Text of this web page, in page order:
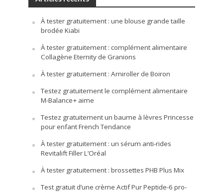
À tester gratuitement : une blouse grande taille
brodée Kiabi
À tester gratuitement : complément alimentaire
Collagène Eternity de Granions
À tester gratuitement : Arniroller de Boiron
Testez gratuitement le complément alimentaire
M-Balance+ aime
Testez gratuitement un baume à lèvres Princesse
pour enfant French Tendance
À tester gratuitement : un sérum anti-rides
Revitalift Filler L’Oréal
À tester gratuitement : brossettes PHB Plus Mix
Test gratuit d’une crème Actif Pur Peptide-6 pro-